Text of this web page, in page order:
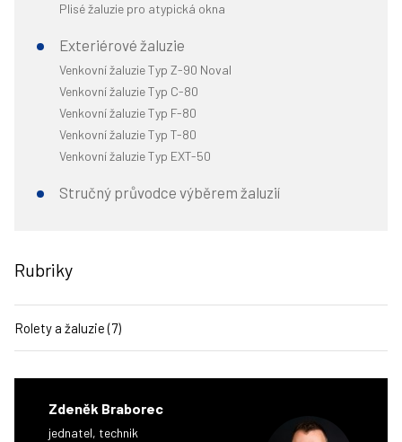
Plisé žaluzie pro atypická okna
Exteriérové žaluzie
Venkovní žaluzie Typ Z-90 Noval
Venkovní žaluzie Typ C-80
Venkovní žaluzie Typ F-80
Venkovní žaluzie Typ T-80
Venkovní žaluzie Typ EXT-50
Stručný průvodce výběrem žaluzií
Rubriky
Rolety a žaluzie (7)
Zdeněk Braborec
jednatel, technik